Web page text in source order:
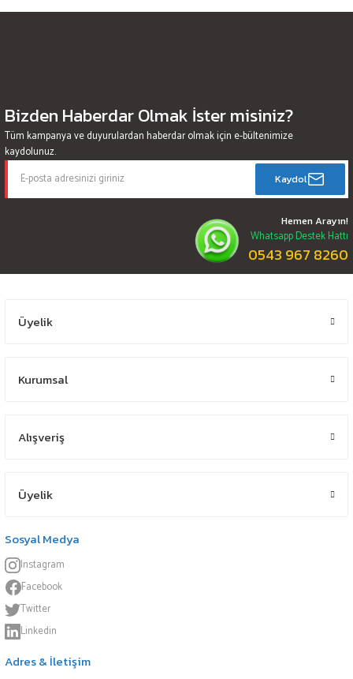
Bizden Haberdar Olmak İster misiniz?
Tüm kampanya ve duyurulardan haberdar olmak için e-bültenimize
kaydolunuz.
Kaydol
Hemen Arayın!
Whatsapp Destek Hattı
0543 967 8260
Üyelik
Kurumsal
Alışveriş
Üyelik
Sosyal Medya
Instagram
Facebook
Twitter
Linkedin
Adres & İletişim